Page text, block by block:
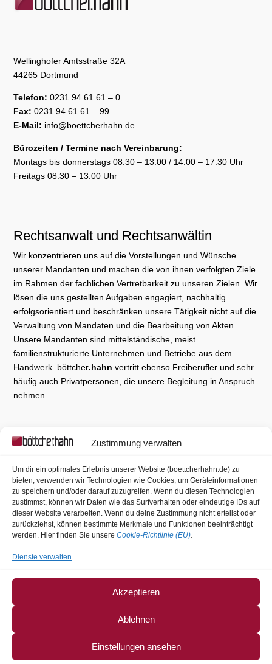
Zustimmung verwalten
Um dir ein optimales Erlebnis unserer Website (boettcherhahn.de) zu
bieten, verwenden wir Technologien wie Cookies, um Geräteinformationen
zu speichern und/oder darauf zuzugreifen. Wenn du diesen Technologien
zustimmst, können wir Daten wie das Surfverhalten oder eindeutige IDs auf
dieser Website verarbeiten. Wenn du deine Zustimmung nicht erteilst oder
zurückziehst, können bestimmte Merkmale und Funktionen beeinträchtigt
werden. Hier finden Sie unsere Cookie-Richtlinie (EU).
Dienste verwalten
Akzeptieren
Ablehnen
Einstellungen ansehen
Wellinghofer Amtsstraße 32A
44265 Dortmund
Telefon: 0231 94 61 61 – 0
Fax: 0231 94 61 61 – 99
E-Mail: info@boettcherhahn.de
Bürozeiten / Termine nach Vereinbarung:
Montags bis donnerstags 08:30 – 13:00 / 14:00 – 17:30 Uhr
Freitags 08:30 – 13:00 Uhr
Rechtsanwalt und Rechtsanwältin
Wir konzentrieren uns auf die Vorstellungen und Wünsche
unserer Mandanten und machen die von ihnen verfolgten Ziele
im Rahmen der fachlichen Vertretbarkeit zu unseren Zielen. Wir
lösen die uns gestellten Aufgaben engagiert, nachhaltig
erfolgsorientiert und beschränken unsere Tätigkeit nicht auf die
Verwaltung von Mandaten und die Bearbeitung von Akten.
Unsere Mandanten sind mittelständische, meist
familienstrukturierte Unternehmen und Betriebe aus dem
Handwerk. böttcher.hahn vertritt ebenso Freiberufler und sehr
häufig auch Privatpersonen, die unsere Begleitung in Anspruch
nehmen.
Bundesgerichtshof bestätigt Verurteilung eines Mitglieds einer
schiitischen Miliz wegen mehrerer Verbrechen im syrischen
Bürgerkrieg 6. August 2026
Bundesgerichtshof spricht Thüringer Proberichterin vom
Vorwurf der Rechtsbeugung frei 3. August 2026
Neuer Richter am Bundesgerichtshof